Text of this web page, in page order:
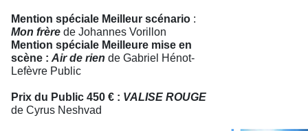
Mention spéciale Meilleur scénario :
Mon frère de Johannes Vorillon
Mention spéciale Meilleure mise en
scène : Air de rien de Gabriel Hénot-
Lefèvre Public
Prix du Public 450 € : VALISE ROUGE
de Cyrus Neshvad